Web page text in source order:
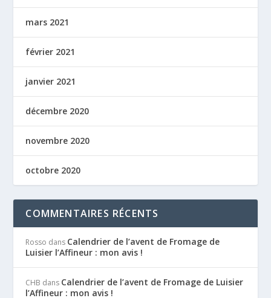
mars 2021
février 2021
janvier 2021
décembre 2020
novembre 2020
octobre 2020
COMMENTAIRES RÉCENTS
Rosso dans Calendrier de l’avent de Fromage de
Luisier l’Affineur : mon avis !
CHB dans Calendrier de l’avent de Fromage de Luisier
l’Affineur : mon avis !